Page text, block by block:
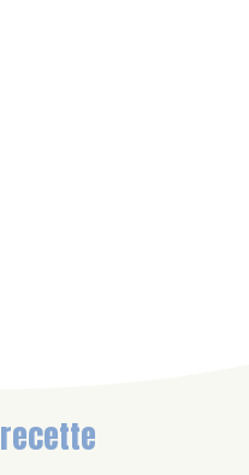
recette